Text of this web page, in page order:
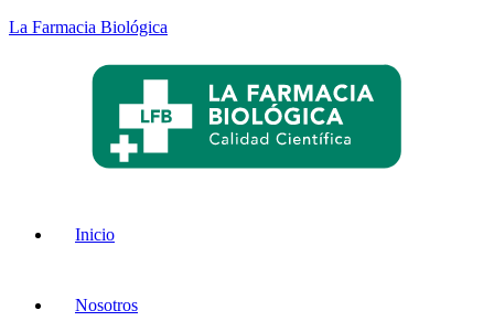
La Farmacia Biológica
Inicio
Nosotros